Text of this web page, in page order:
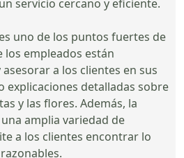
servicio cercano y eficiente.
uno de los puntos fuertes de
los empleados están
a los clientes en sus
explicaciones detalladas sobre
y las flores. Además, la
amplia variedad de
a los clientes encontrar lo